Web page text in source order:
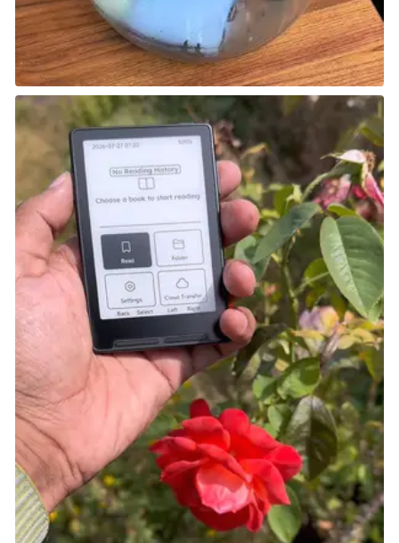
ما يثير الإعجاب في هذه النسخة المحمولة هو مدى وفائها
للصيغة الأصلية من اللعبة. إذا كنت مهتمًا بتجربتها، يُنصح
بالاطلاع على قائمةLeague of Legends: Wild Rift tier
للحصول على معلومات حول الشخصيات الأفضل في
اللعبة.
Wayward Souls
حققت شركةRocketCat Gamesنجاحًا كبيرًا مع لعبة
Wayward Souls، وهي لعبةroguelike
action
RPGتجمع بين أسلوب القتال الكلاسيكي من ألعاب
16-bit
Zeldaوتضيف لمسة سحرية من التوليد الإجرائي.
كل مرة تلعب فيها تختلف عن الأخرى، حيث تقاتل وتستكشف
وتواجه الموت مرارًا وتكرارًا. لن تتشابه أي جولة مع الأخرى،